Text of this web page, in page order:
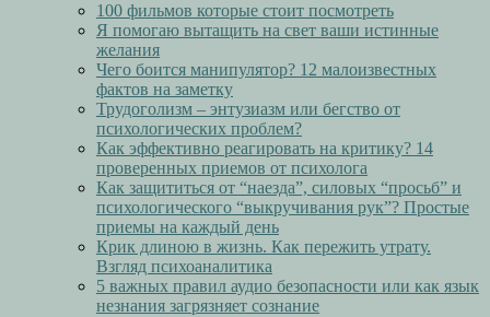
100 фильмов которые стоит посмотреть
Я помогаю вытащить на свет ваши истинные
желания
Чего боится манипулятор? 12 малоизвестных
фактов на заметку
Трудоголизм – энтузиазм или бегство от
психологических проблем?
Как эффективно реагировать на критику? 14
проверенных приемов от психолога
Как защититься от “наезда”, силовых “просьб” и
психологического “выкручивания рук”? Простые
приемы на каждый день
Крик длиною в жизнь. Как пережить утрату.
Взгляд психоаналитика
5 важных правил аудио безопасности или как язык
незнания загрязняет сознание